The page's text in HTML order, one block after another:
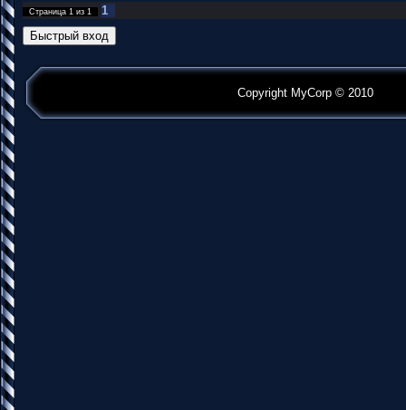
Страница 1 из 1 1
Copyright MyCorp © 2010